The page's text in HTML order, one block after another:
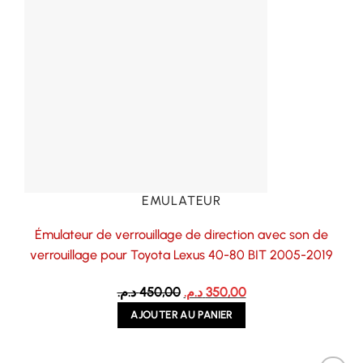
EMULATEUR
Émulateur de verrouillage de direction avec son de
verrouillage pour Toyota Lexus 40-80 BIT 2005-2019
450,00 د.م.
Le
prix
initial
350,00 د.م.
Le
actuel
AJOUTER AU PANIER